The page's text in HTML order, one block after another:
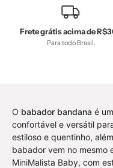
tab-
body-
estiloso
Frete grátis acima de
Para todo Brasil.
O babador bandana é
confortável e versátil
estiloso e quentinho,
babador vem no mesmo
MiniMalista Baby, com